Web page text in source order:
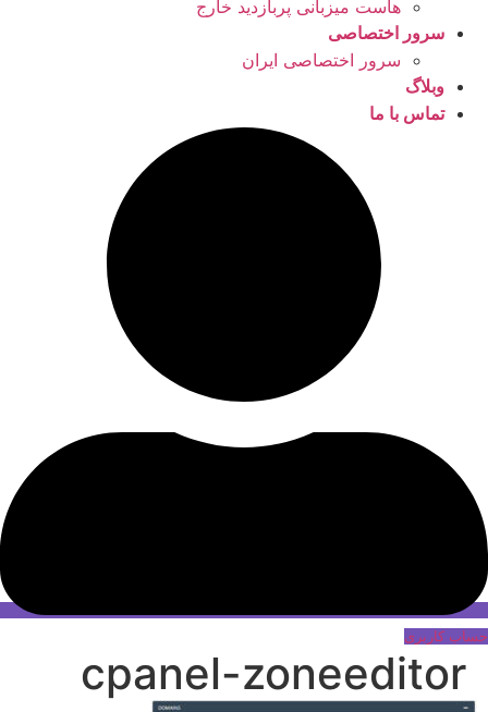
هاست میزبانی پربازدید خارج
سرور اختصاصی
سرور اختصاصی ایران
وبلاگ
تماس با ما
حساب کاربری
cpanel-zoneeditor